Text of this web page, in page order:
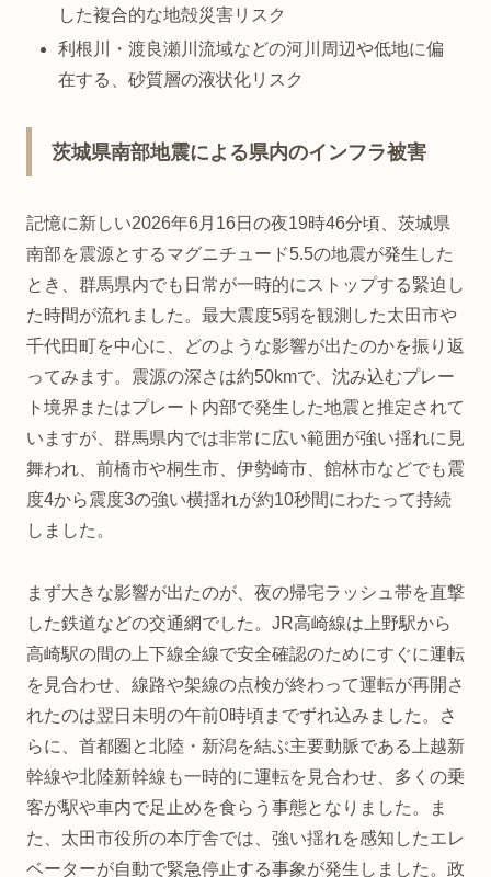
した複合的な地殻災害リスク
利根川・渡良瀬川流域などの河川周辺や低地に偏
在する、砂質層の液状化リスク
茨城県南部地震による県内のインフラ被害
記憶に新しい2026年6月16日の夜19時46分頃、茨城県
南部を震源とするマグニチュード5.5の地震が発生した
とき、群馬県内でも日常が一時的にストップする緊迫し
た時間が流れました。最大震度5弱を観測した太田市や
千代田町を中心に、どのような影響が出たのかを振り返
ってみます。震源の深さは約50kmで、沈み込むプレー
ト境界またはプレート内部で発生した地震と推定されて
いますが、群馬県内では非常に広い範囲が強い揺れに見
舞われ、前橋市や桐生市、伊勢崎市、館林市などでも震
度4から震度3の強い横揺れが約10秒間にわたって持続
しました。
まず大きな影響が出たのが、夜の帰宅ラッシュ帯を直撃
した鉄道などの交通網でした。JR高崎線は上野駅から
高崎駅の間の上下線全線で安全確認のためにすぐに運転
を見合わせ、線路や架線の点検が終わって運転が再開さ
れたのは翌日未明の午前0時頃までずれ込みました。さ
らに、首都圏と北陸・新潟を結ぶ主要動脈である上越新
幹線や北陸新幹線も一時的に運転を見合わせ、多くの乗
客が駅や車内で足止めを食らう事態となりました。ま
た、太田市役所の本庁舎では、強い揺れを感知したエレ
ベーターが自動で緊急停止する事象が発生しました。政